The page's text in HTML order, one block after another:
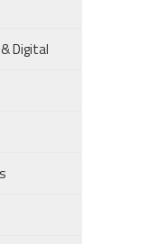
Digital